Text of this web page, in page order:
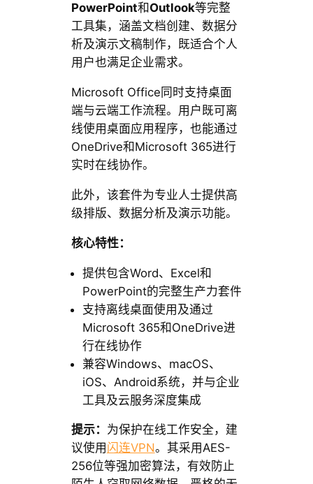
PowerPoint和 Outlook等完整
工具集，涵盖文档创建、数据分
析及演示文稿制作，既适合个人
用户也满足企业需求。
Microsoft Office同时支持桌面
端与云端工作流程。用户既可离
线使用桌面应用程序，也能通过
OneDrive和Microsoft 365进行
实时在线协作。
此外，该套件为专业人士提供高
级排版、数据分析及演示功能。
核心特性：
提供包含Word、Excel和
PowerPoint的完整生产力套件
支持离线桌面使用及通过
Microsoft 365和OneDrive进
行在线协作
兼容Windows、macOS、
iOS、Android系统，并与企业
工具及云服务深度集成
提示： 为保护在线工作安全，建
议使用 闪连VPN。其采用AES-
256位等强加密算法，有效防止